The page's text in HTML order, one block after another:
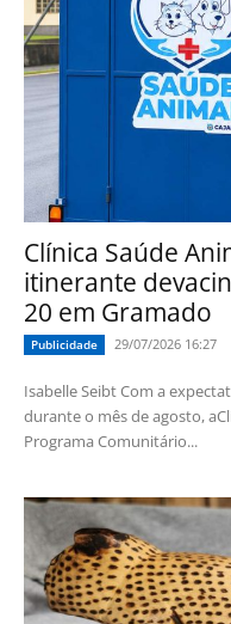
Clínica Saúde
itinerante
20 em Gramado
Publicidade 29/07/2026 16:27
Isabelle Seibt Com a expectativa de imunizar mais de 10 mil animais
durante o mês de agosto,
Programa Comunitário...